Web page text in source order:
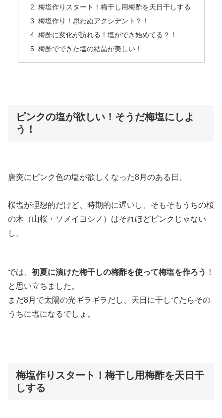
梅塩作りスタート！梅干し用梅酢を天日干しする
梅塩作り！思わぬアクシデント？！
梅酢に変化が訪れる！塩ができ始めてる？！
梅酢でできた塩の結晶が美しい！
ピンクの塩が欲しい！そうだ梅塩にしよ
う！
唐突にピンク色の塩が欲しくなった8月のある日。
桜塩が理想的だけど、時期的に遅いし、そもそもうちの桜
の木（山桜・ソメイヨシノ）はそれほどピンクじゃない
し。
では、 初夏に漬けた梅干しの梅酢を使って梅塩を作ろう ！
と思い立ちました。
まだ8月で太陽の光ギラギラだし、天日に干してたらその
うちに塩になるでしょ。
梅塩作りスタート！梅干し用梅酢を天日干
しする